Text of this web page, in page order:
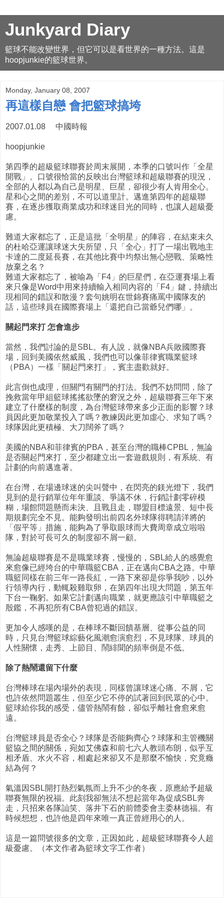
Junkyard Diary
籃球不能改變世界，但它可以是看世界的一種方法。這是
hoopjunkie的籃球世界。
Monday, January 08, 2007
再這樣自戀 會把籃球搞垮
2007.01.08 中國時報
hoopjunkie
第四季的超級籃球聯賽於周末展開，本季的口號叫作「全星
開戰」。口號很恰當的反映出台灣籃球和超級聯賽的現況，
全部的人都以為自己是明星、巨星，卻很少有人肯用全心。
星和心之間的差別，不可以道里計。邁進第四年的超級聯
賽，在逐步獲取商業成功和球迷目光的同時，也讓人超級憂
慮。
難道大家都忘了，正是這批「全明星」的陣容，在結束未久
的杜哈亞運讓球迷大失所望，只「全心」打了一場出戰地主
卡達的二度延長賽，在其他比賽中均祭出無心戀戰、策略性
放棄之名？
難道大家都忘了，被喻為「F4」的巨星們，在亞運賽場上看
來只像是Word中用來持續輸入相同內容的「F4」鍵，持續出
現相同的錯誤和散漫？套句姚明在世錦賽痛罵中國隊友的
話，這些球員在國際賽場上「還把自己當爺兒們哪」。
關起門來打 怎會進步
當然，我們討論的是SBL。有人說，就像NBA兵敗國際賽
場，回到美國依然威風，我們也可以像菲律賓職業籃球
（PBA）一樣「關起門來打」，賓主盡歡就好。
此言倒也成理，但關門有關門的打法。我們不妨問問，除了
挽救當年甲組籃球搖搖欲墜的窘況之外，超級聯賽三年下來
建立了什麼樣的制度，為台灣籃球帶來多少正面的影響？球
員因此更加敬業投入了嗎？教練因此更加虛心、求知了嗎？
球隊因此更積極、大刀闊斧了嗎？
美國的NBA和菲律賓的PBA，甚至台灣的職棒CPBL，無論
是否關起門來打，至少都建立出一套遊戲規則，有系統、有
計劃的向前邁進著。
在台灣，在場邊球迷的尖叫聲中，在閃亮的鎂光燈下，我們
見到的是行銷單位年年重談、爭議不休，行銷計劃零碎模
糊，場館問題懸而未決、且戰且走，聯盟目標遠景、短中長
期規劃完全不見。能夠發明出前四名外球隊得聘請洋將的
「假平等」措施，能夠為了爭取眼球而大費周章成立啦啦
隊，對於可長可久的制度卻不屑一顧。
無論超級聯賽是不是職業球賽，慢慢的，SBL給人的感覺愈
來愈像已經垮台的中華職籃CBA，正在邁向CBA之路。中華
職籃同樣在前三年一路長紅，一路下來卻是你爭我吵，以外
行領導內行，動輒殺雞取卵，在第四年出現大問題，第五年
下台一鞠躬。如果它計劃邁向職業，就更應該引中華職籃之
殷鑑，不再犯所有CBA曾犯過的錯誤。
更加令人感嘆的是，在棒球不斷回饋基層、從事公益的同
時，只見台灣籃球綜藝化風潮愈演愈烈，不見球隊、球員的
人性關懷，走秀、上節目、鬧緋聞的頻率倒是不低。
除了熱鬧還留下什麼
台灣棒球在場內場外的表現，同樣曾讓球迷心痛、不屑，它
也許依然問題叢生，但至少它不停的試著回到民眾的心中。
籃球給你我的感受，儘管熱鬧有餘，卻似乎離社會愈來愈
遠。
台灣籃球員是否全心？球隊是否能夠齊心？球隊和主管機關
籃協之間的關係，宛如艾佛森和前七六人教頭布朗，似乎互
相矛盾、水火不容，相處起來卻又不是那麼不愉快，究竟癥
結為何？
氣溫因SBL開打熱烈氣氛而上升不少的冬夜，原應給予超級
聯賽無限的祝福。此刻我卻無法不想起當年為促成SBL奔
走，只招來各隊訕笑、落井下石的前體委會主委林德福。有
時候想想，也許他是四年來唯一真正曾經用心的人。
這是一篇問號很多的文章，正因如此，超級籃球聯賽令人超
級憂慮。（本文作者為籃球文字工作者）